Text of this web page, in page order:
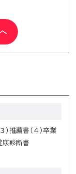
）推薦書（４）卒業
康診断書